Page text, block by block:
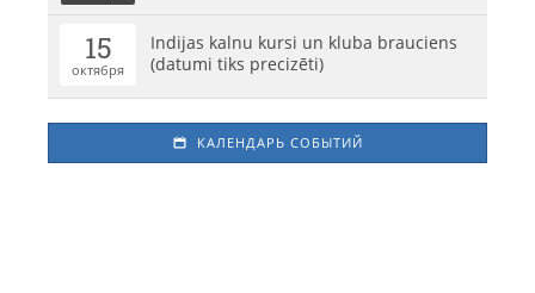
15
октября
Indijas kalnu kursi un kluba brauciens
(datumi tiks precizēti)
КАЛЕНДАРЬ СОБЫТИЙ